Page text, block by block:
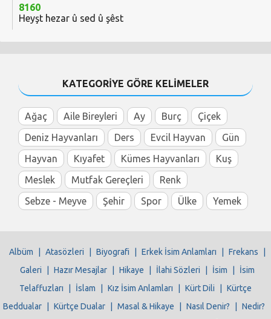
8160
Heyşt hezar û sed û şêst
KATEGORİYE GÖRE KELİMELER
Ağaç Aile Bireyleri Ay Burç
Çiçek
Deniz Hayvanları
Ders Evcil Hayvan
Gün
Hayvan
Kıyafet Kümes Hayvanları
Kuş
Meslek
Mutfak Gereçleri
Renk
Sebze - Meyve
Şehir Spor Ülke Yemek
Albüm Atasözleri Biyografi Erkek İsim Anlamları Frekans
Galeri
Hazır Mesajlar Hikaye İlahi Sözleri İsim
İsim
Telaffuzları
İslam Kız İsim Anlamları Kürt Dili
Kürtçe
Beddualar
Kürtçe Dualar Masal & Hikaye Nasıl Denir?
Nedir?